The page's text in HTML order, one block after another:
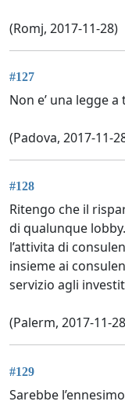
(Romj, 2017-11-28)
#127
Non e’ una legge
(Padova, 2017-11-
#128
Ritengo che il
di qualunque
l’attivita di
insieme ai
servizio agli
(Palerm, 2017-11-
#129
Sarebbe